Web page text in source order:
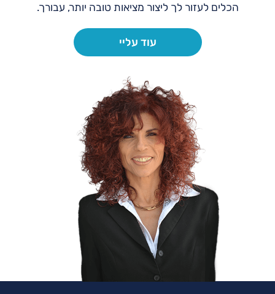
הכלים לעזור לך ליצור מציאות טובה יותר, עבורך.
עוד עליי